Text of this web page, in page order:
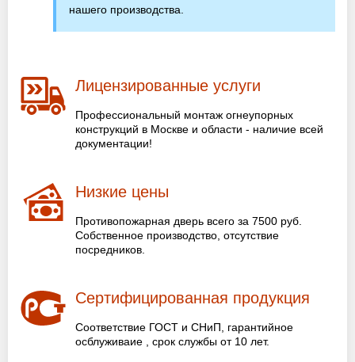
нашего производства.
Лицензированные услуги
Профессиональный монтаж огнеупорных
конструкций в Москве и области - наличие всей
документации!
Низкие цены
Противопожарная дверь всего за 7500 руб.
Собственное производство, отсутствие
посредников.
Сертифицированная продукция
Соответствие ГОСТ и СНиП, гарантийное
осблуживаие , срок службы от 10 лет.